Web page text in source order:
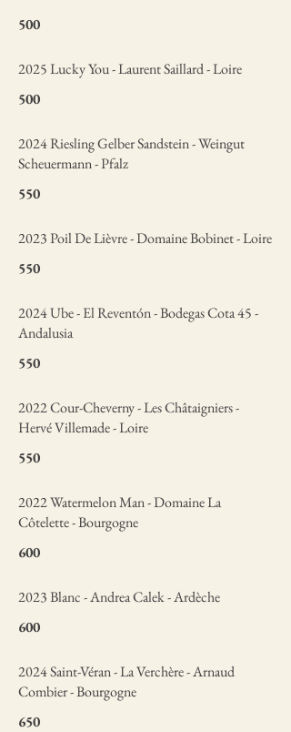
500
2025 Lucky You - Laurent Saillard - Loire
500
2024 Riesling Gelber Sandstein - Weingut
Scheuermann - Pfalz
550
2023 Poil De Lièvre - Domaine Bobinet - Loire
550
2024 Ube - El Reventón - Bodegas Cota 45 -
Andalusia
550
2022 Cour-Cheverny - Les Châtaigniers -
Hervé Villemade - Loire
550
2022 Watermelon Man - Domaine La
Côtelette - Bourgogne
600
2023 Blanc - Andrea Calek - Ardèche
600
2024 Saint-Véran - La Verchère - Arnaud
Combier - Bourgogne
650